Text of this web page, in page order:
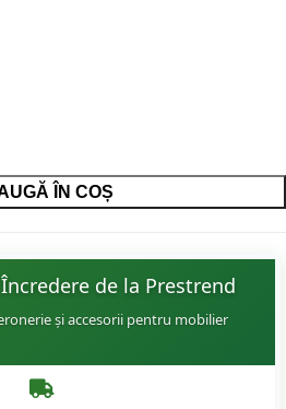
ÎN COȘ
de la Prestrend
și accesorii pentru mobilier